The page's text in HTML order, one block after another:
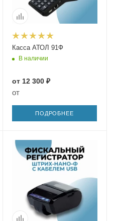
Касса АТОЛ 91Ф
В наличии
от 12 300 ₽
от
ПОДРОБНЕЕ